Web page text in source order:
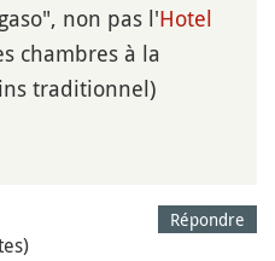
non pas l'Hotel
chambres à la
traditionnel)
Répondre